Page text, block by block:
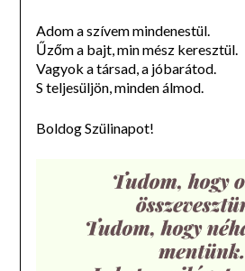
Adom a szívem mindenestül.
Űzőm a bajt, min mész keresztül.
Vagyok a társad, a jóbarátod.
S teljesüljön, minden álmod.
Boldog Szülinapot!